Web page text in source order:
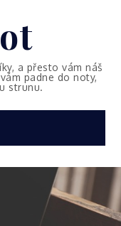
a přesto vám náš
padne do noty,
strunu.